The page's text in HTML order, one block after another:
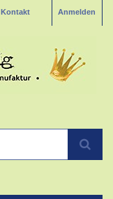
Anmelden
Kontakt